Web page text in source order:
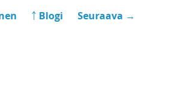
￪ Blogi Seuraava →